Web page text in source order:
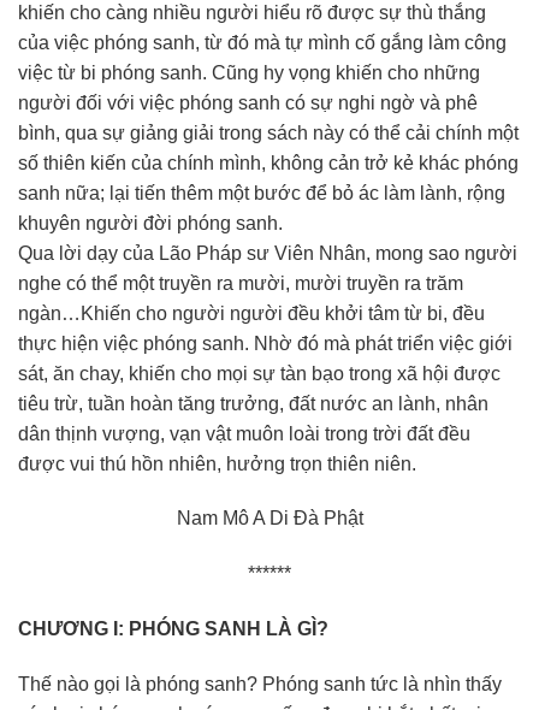
khiến cho càng nhiều người hiểu rõ được sự thù thắng
của việc phóng sanh, từ đó mà tự mình cố gắng làm công
việc từ bi phóng sanh. Cũng hy vọng khiến cho những
người đối với việc phóng sanh có sự nghi ngờ và phê
bình, qua sự giảng giải trong sách này có thể cải chính một
số thiên kiến của chính mình, không cản trở kẻ khác phóng
sanh nữa; lại tiến thêm một bước để bỏ ác làm lành, rộng
khuyên người đời phóng sanh.
Qua lời dạy của Lão Pháp sư Viên Nhân, mong sao người
nghe có thể một truyền ra mười, mười truyền ra trăm
ngàn…Khiến cho người người đều khởi tâm từ bi, đều
thực hiện việc phóng sanh. Nhờ đó mà phát triển việc giới
sát, ăn chay, khiến cho mọi sự tàn bạo trong xã hội được
tiêu trừ, tuần hoàn tăng trưởng, đất nước an lành, nhân
dân thịnh vượng, vạn vật muôn loài trong trời đất đều
được vui thú hồn nhiên, hưởng trọn thiên niên.
Nam Mô A Di Đà Phật
******
CHƯƠNG I: PHÓNG SANH LÀ GÌ?
Thế nào gọi là phóng sanh? Phóng sanh tức là nhìn thấy